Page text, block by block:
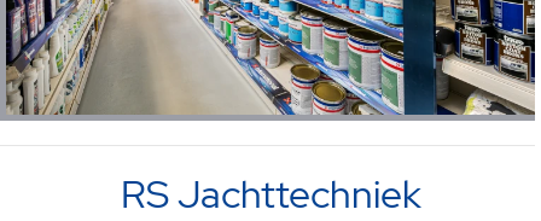
RS Jachttechniek